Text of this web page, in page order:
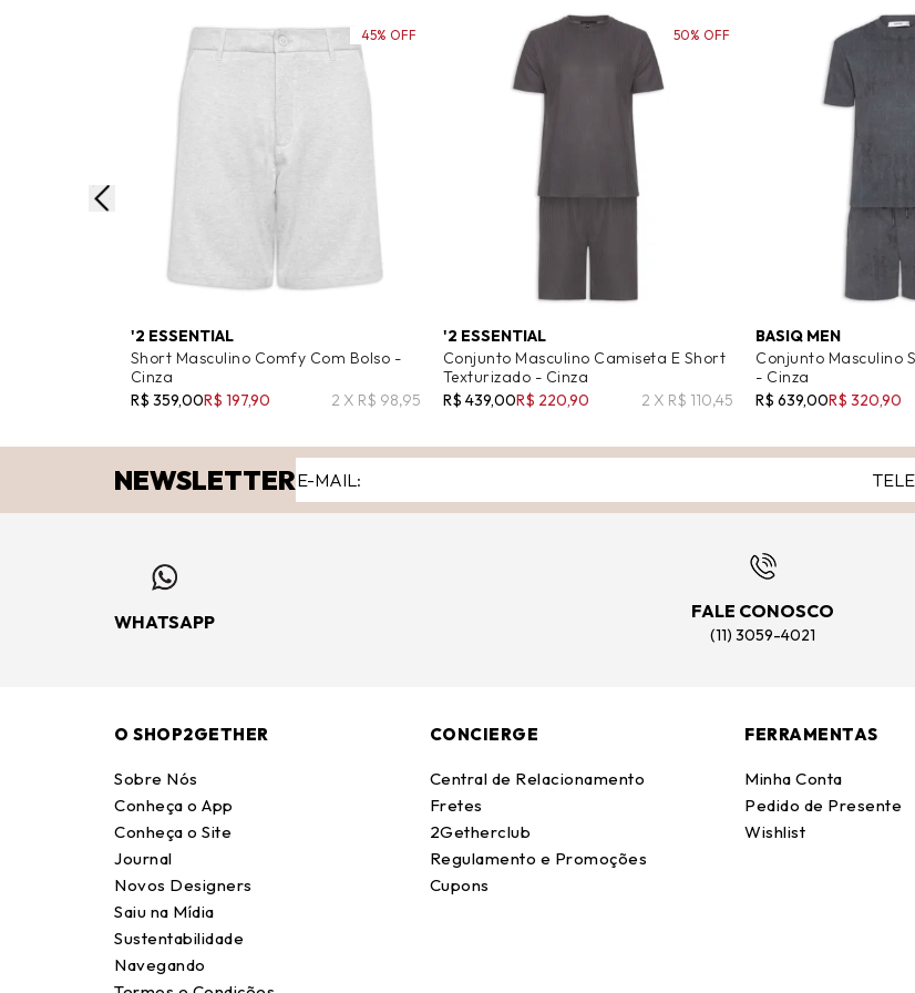
'2 ESSENTIAL
Short Masculino Comfy Com Bolso -
Cinza
R$ 359,00R$ 197,90 2 X R$ 98,95
45% OFF
'2 ESSENTIAL
Conjunto Masculino Camiseta E Short
Texturizado - Cinza
R$ 439,00R$ 220,90 2 X R$ 110,45
50% OFF
BASIQ MEN
Conjunto Masculino
- Cinza
R$ 639,00R$ 320,90
NEWSLETTER
WHATSAPP
FALE CONOSCO
(11) 3059-4021
O SHOP2GETHER
Sobre Nós
Conheça o App
Conheça o Site
Journal
Novos Designers
Saiu na Mídia
Sustentabilidade
Navegando
CONCIERGE
Central de Relacionamento
Fretes
2Getherclub
Regulamento e Promoções
Cupons
FERRAMENTAS
Minha Conta
Pedido de Presente
Wishlist